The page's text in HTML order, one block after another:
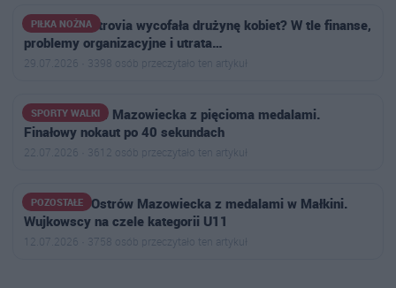
PIŁKA NOŻNA
Dlaczego Ostrovia wycofała drużynę kobiet? W tle finanse,
problemy organizacyjne i utrata…
29.07.2026 · 3398 osób przeczytało ten artykuł
SPORTY WALKI
Goryle Ostrów Mazowiecka z pięcioma medalami.
Finałowy nokaut po 40 sekundach
22.07.2026 · 3612 osób przeczytało ten artykuł
POZOSTAŁE
Badminton Ostrów Mazowiecka z medalami w Małkini.
Wujkowscy na czele kategorii U11
12.07.2026 · 3758 osób przeczytało ten artykuł